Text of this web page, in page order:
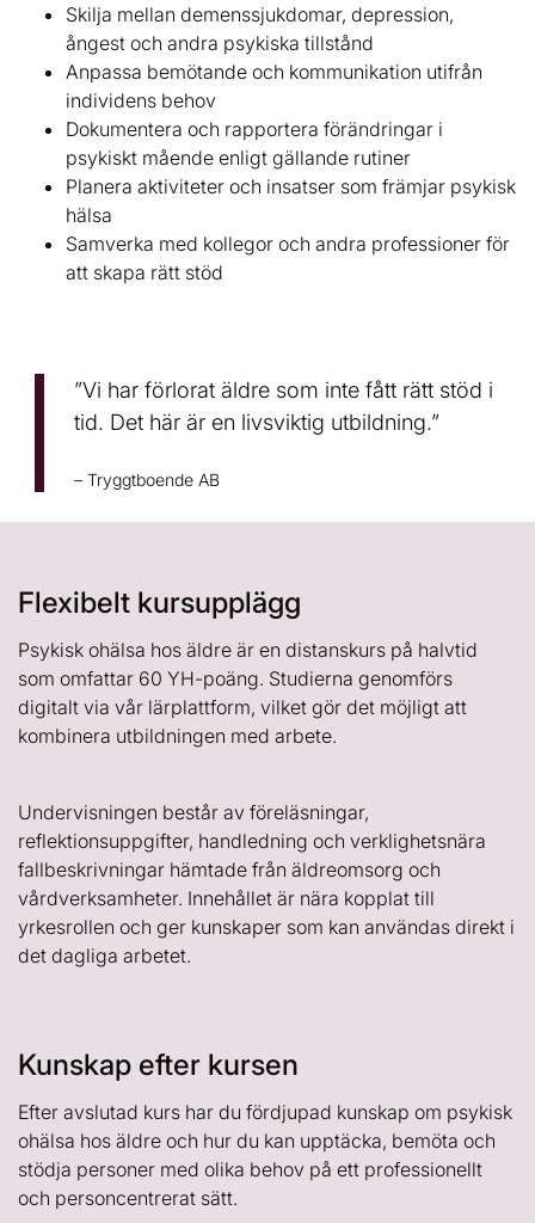
Skilja mellan demenssjukdomar, depression,
ångest och andra psykiska tillstånd
Anpassa bemötande och kommunikation utifrån
individens behov
Dokumentera och rapportera förändringar i
psykiskt mående enligt gällande rutiner
Planera aktiviteter och insatser som främjar psykisk
hälsa
Samverka med kollegor och andra professioner för
att skapa rätt stöd
”Vi har förlorat äldre som inte fått rätt stöd i
tid. Det här är en livsviktig utbildning.”
– Tryggtboende AB
Flexibelt kursupplägg
Psykisk ohälsa hos äldre är en distanskurs på halvtid
som omfattar 60 YH-poäng. Studierna genomförs
digitalt via vår lärplattform, vilket gör det möjligt att
kombinera utbildningen med arbete.
Undervisningen består av föreläsningar,
reflektionsuppgifter, handledning och verklighetsnära
fallbeskrivningar hämtade från äldreomsorg och
vårdverksamheter. Innehållet är nära kopplat till
yrkesrollen och ger kunskaper som kan användas direkt i
det dagliga arbetet.
Kunskap efter kursen
Efter avslutad kurs har du fördjupad kunskap om psykisk
ohälsa hos äldre och hur du kan upptäcka, bemöta och
stödja personer med olika behov på ett professionellt
och personcentrerat sätt.